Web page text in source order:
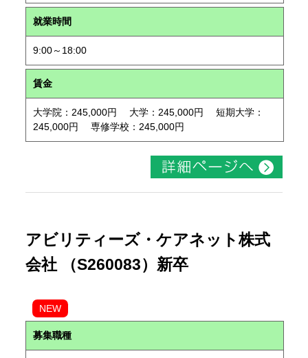
就業時間
9:00～18:00
賃金
大学院：245,000円 大学：245,000円 短期大学：
245,000円 専修学校：245,000円
アビリティーズ・ケアネット株式
会社 （S260083）新卒
NEW
募集職種